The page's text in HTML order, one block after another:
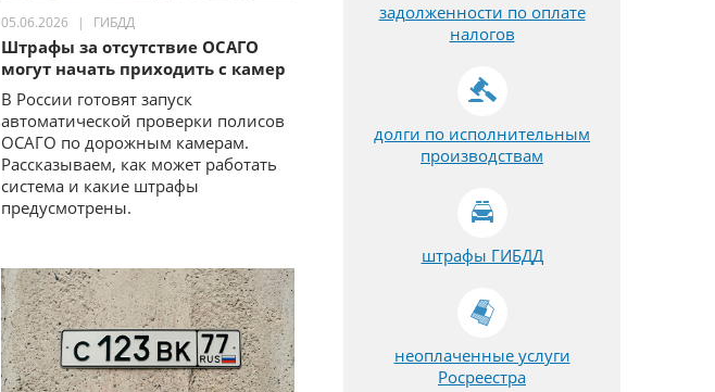
05.06.2026 ГИБДД
Штрафы за отсутствие ОСАГО
могут начать приходить с камер
В России готовят запуск
автоматической проверки полисов
ОСАГО по дорожным камерам.
Рассказываем, как может работать
система и какие штрафы
предусмотрены.
задолженности по оплате
налогов
долги по исполнительным
производствам
штрафы ГИБДД
неоплаченные услуги
Росреестра